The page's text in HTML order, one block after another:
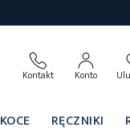
Kontakt Konto
KOCE RĘCZNIKI